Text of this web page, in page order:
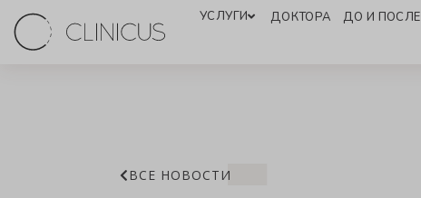
УСЛУГИ ДОКТОРА ДО И ПОСЛЕ
ВСЕ НОВОСТИ